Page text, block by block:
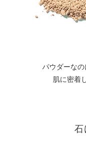
パウダーな
肌に密着
石